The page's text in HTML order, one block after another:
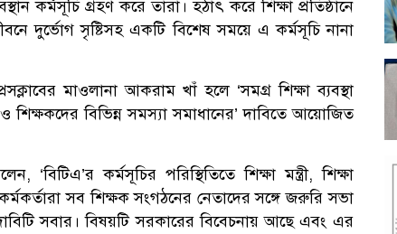
কর্মসূচি গ্রহণ করে তারা। হঠাৎ করে শিক্ষা প্রতিষ্ঠানে
দুর্ভোগ সৃষ্টিসহ একটি বিশেষ সময়ে এ কর্মসূচি নানা
মাওলানা আকরাম খাঁ হলে ‘সমগ্র শিক্ষা ব্যবস্থা
শিক্ষকদের বিভিন্ন সমস্যা সমাধানের’ দাবিতে আয়োজিত
কর্মসূচির পরিস্থিতিতে শিক্ষা মন্ত্রী, শিক্ষা
সব শিক্ষক সংগঠনের নেতাদের সঙ্গে জরুরি সভা
সবার। বিষয়টি সরকারের বিবেচনায় আছে এবং এর